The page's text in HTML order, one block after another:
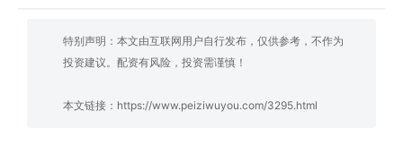
特别声明：本文由互联网用户自行发布，仅供参考，不作为
投资建议。配资有风险，投资需谨慎！
本文链接： https://www.peiziwuyou.com/3295.html